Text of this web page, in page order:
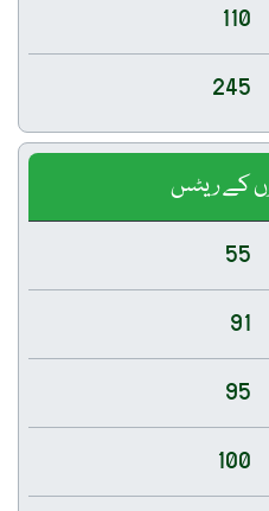
110
245
کے ریٹس
55
91
95
100